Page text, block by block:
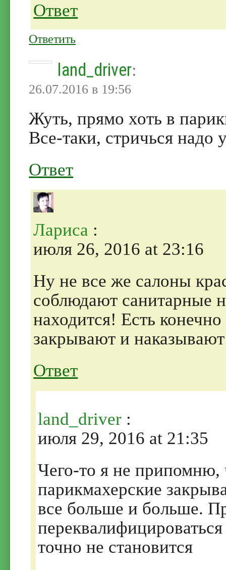
Ответ
Ответить
land_driver:
26.07.2016 в 19:56
Жуть, прямо хоть в
Все-таки, стричься
Ответ
Лариса :
июля 26, 2016 at 23:16
Ну не все же салоны
соблюдают санитарные
находится! Есть
закрывают и
Ответ
land_driver :
июля 29, 2016 at 21:35
Чего-то я не припомню,
парикмахерские
все больше и больше.
точно не становится